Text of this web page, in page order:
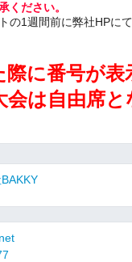
ください。
の1週間前に弊社HPに
際に番号が
は自由席と